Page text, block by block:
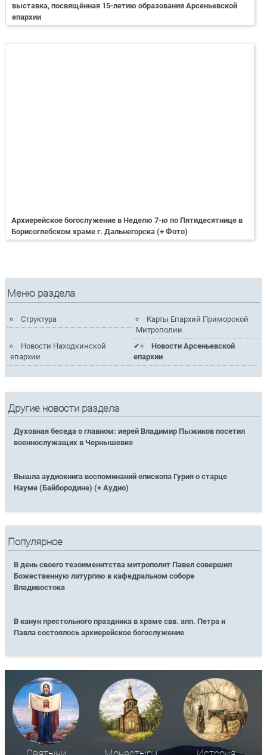
выставка, посвящённая 15-летию образования Арсеньевской
епархии
Архиерейское богослужение в Неделю 7-ю по Пятидесятнице в
Борисоглебском храме г. Дальнегорска (+ Фото)
Меню раздела
Структура
Карты Епархий Приморской
Митрополии
Новости Находкинской
епархии
Новости Арсеньевской
епархии
Другие новости раздела
Духовная беседа о главном: иерей Владимир Пыжиков посетил
военнослужащих в Чернышевке
Вышла аудиокнига воспоминаний епископа Гурия о старце
Науме (Байбородине) (+ Аудио)
Популярное
В день своего тезоименитства митрополит Павел совершил
Божественную литургию в кафедральном соборе
Владивостока
В канун престольного праздника в храме свв. апп. Петра и
Павла состоялось архиерейское богослужение